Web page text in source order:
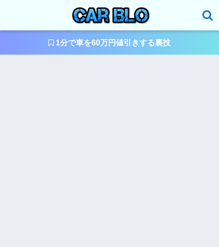
1分で車を60万円値引きする裏技